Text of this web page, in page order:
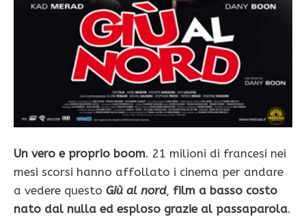
Un vero e proprio boom. 21 milioni di francesi nei
mesi scorsi hanno affollato i cinema per andare
a vedere questo Giù al nord, film a basso costo
nato dal nulla ed esploso grazie al passaparola.